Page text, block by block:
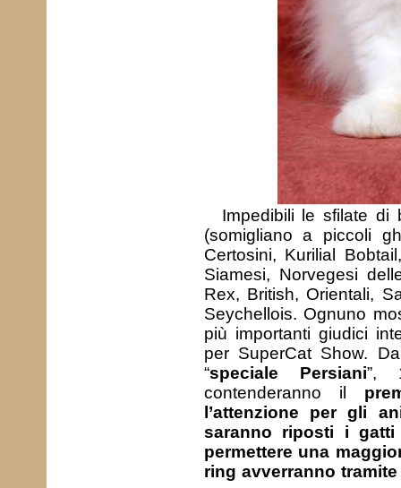
Impedibili le sfilate di
(somigliano a piccoli
Certosini, Kurilial
Siamesi, Norvegesi
Rex, British, Orientali,
Seychellois. Ognuno
più importanti giudici
per SuperCat Show.
“speciale Persiani”,
contenderanno il
l’attenzione per gli
saranno riposti i
permettere una
ring avverranno